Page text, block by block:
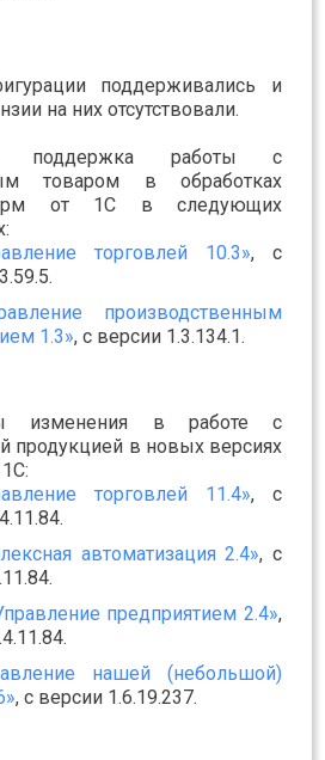
поддерживались и
на них отсутствовали.
поддержка работы с
товаром в обработках
от 1С в следующих
торговлей 10.3», с
производственным
1.3», с версии 1.3.134.1.
изменения в работе с
продукцией в новых версиях
торговлей 11.4», с
автоматизация 2.4», с
предприятием 2.4»,
нашей (небольшой)
, с версии 1.6.19.237.